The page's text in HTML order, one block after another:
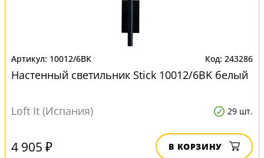
10012/6BK 243286
Настенный светильник Stick 10012/6BK белый
Loft It (Испания) 29 шт.
4 905 ₽ В КОРЗИНУ